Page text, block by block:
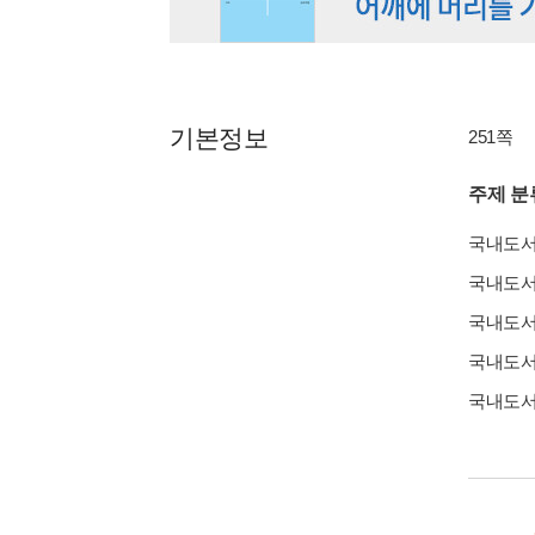
기본정보 251쪽
주제 분
국내도
국내도
국내도
국내도
국내도